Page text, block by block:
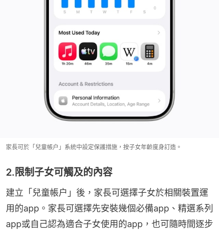
家長可於「兒童帳户」系統中設定保護措施，按子女年齡度身訂造。
2.限制子女可觸及的內容
建立「兒童帳户」後，家長可選擇子女於相關裝置運
用的app。家長可選擇先安裝幾個必備app、精選系列
app或自己認為適合子女使用的app，也可隨時間逐步